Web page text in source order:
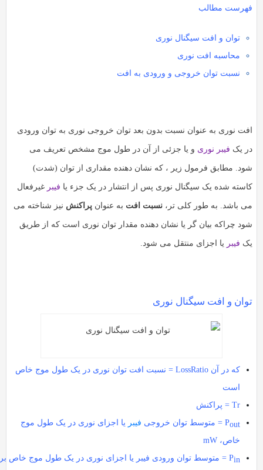
فهرست مطالب
توان و افت سیگنال نوری
محاسبه افت نوری
نسبت توان خروجی و ورودی به افت
افت نوری به عنوان نسبت بدون بعد توان خروجی نوری به توان ورودی
در یک فیبر نوریو یا جزئی از آن در طول موج مشخص تعریف می
شود. مطابق فرمول زیر ، که نشان دهنده مقداری از توان (شدت)
کاسته شده یک سیگنال نوری پس از انتشار در یک جزء یا فیبر غیرفعال
می باشد. به طور کلی تر، نسبت افتبه عنوان پراکنشنیز شناخته می
شود چراکه بیان گر یا نشان دهنده مقدار توان نوری است که از طریق
یک فیبر یا اجزای منتقل می شود.
توان و افت سیگنال نوری
که در آن LossRatio = نسبت افت توان نوری در یک طول موج خاص
است
Tr = پراکنش
Pout = متوسط توان خروجی فیبر یا اجزای نوری در یک طول موج
خاص، mW
Pin = متوسط توان ورودی فیبر یا اجزای نوری در یک طول موج خاص بر